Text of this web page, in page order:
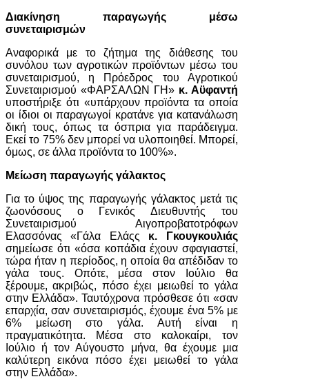
Διακίνηση παραγωγής μέσω
συνεταιρισμών
Αναφορικά με το ζήτημα της διάθεσης του
συνόλου των αγροτικών προϊόντων μέσω του
συνεταιρισμού, η Πρόεδρος του Αγροτικού
Συνεταιρισμού «ΦΑΡΣΑΛΩΝ ΓΗ» κ. Αϋφαντή
υποστήριξε ότι «υπάρχουν προϊόντα τα οποία
οι ίδιοι οι παραγωγοί κρατάνε για κατανάλωση
δική τους, όπως τα όσπρια για παράδειγμα.
Εκεί το 75% δεν μπορεί να υλοποιηθεί. Μπορεί,
όμως, σε άλλα προϊόντα το 100%».
Μείωση παραγωγής γάλακτος
Για το ύψος της παραγωγής γάλακτος μετά τις
ζωονόσους ο Γενικός Διευθυντής του
Συνεταιρισμού Αιγοπροβατοτρόφων
Ελασσόνας «Γάλα Ελάςς κ. Γκουγκουλιάς
σημείωσε ότι «όσα κοπάδια έχουν σφαγιαστεί,
τώρα ήταν η περίοδος, η οποία θα απέδιδαν το
γάλα τους. Οπότε, μέσα στον Ιούλιο θα
ξέρουμε, ακριβώς, πόσο έχει μειωθεί το γάλα
στην Ελλάδα». Ταυτόχρονα πρόσθεσε ότι «σαν
επαρχία, σαν συνεταιρισμός, έχουμε ένα 5% με
6% μείωση στο γάλα. Αυτή είναι η
πραγματικότητα. Μέσα στο καλοκαίρι, τον
Ιούλιο ή τον Αύγουστο μήνα, θα έχουμε μια
καλύτερη εικόνα πόσο έχει μειωθεί το γάλα
στην Ελλάδα».